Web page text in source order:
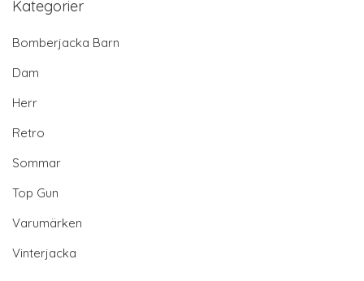
Kategorier
Bomberjacka Barn
Dam
Herr
Retro
Sommar
Top Gun
Varumärken
Vinterjacka